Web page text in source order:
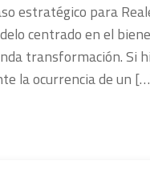
estratégico para
centrado en el
transformación. Si
la ocurrencia de un